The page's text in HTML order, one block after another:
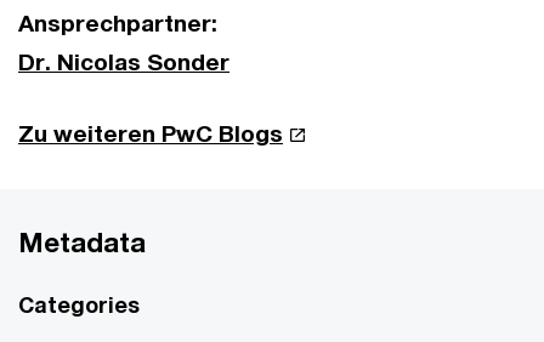
Ansprechpartner:
Dr. Nicolas Sonder
Zu weiteren PwC Blogs
Metadata
Categories